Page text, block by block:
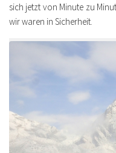
sich jetzt von Minute zu
wir waren in Sicherheit.